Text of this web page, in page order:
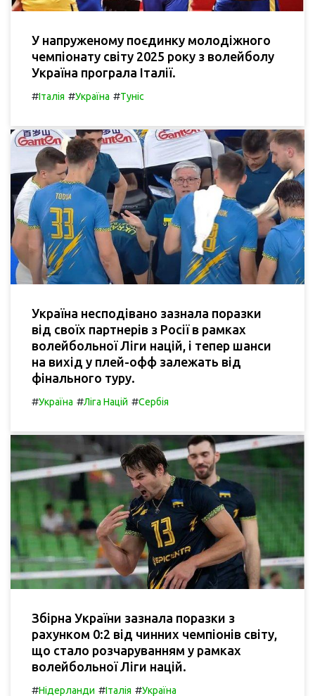
У напруженому поєдинку молодіжного
чемпіонату світу 2025 року з волейболу
Україна програла Італії.
#Італія #Україна #Туніс
Україна несподівано зазнала поразки
від своїх партнерів з Росії в рамках
волейбольної Ліги націй, і тепер шанси
на вихід у плей-офф залежать від
фінального туру.
#Україна #Ліга Націй #Сербія
Збірна України зазнала поразки з
рахунком 0:2 від чинних чемпіонів світу,
що стало розчаруванням у рамках
волейбольної Ліги націй.
#Нідерланди #Італія #Україна